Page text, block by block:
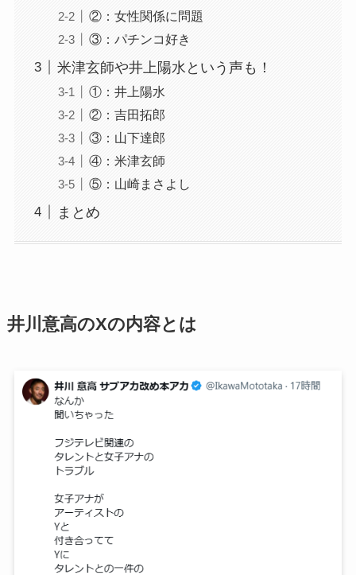
②：女性関係に問題
③：パチンコ好き
米津玄師や井上陽水という声も！
①：井上陽水
②：吉田拓郎
③：山下達郎
④：米津玄師
⑤：山崎まさよし
まとめ
井川意高のXの内容とは